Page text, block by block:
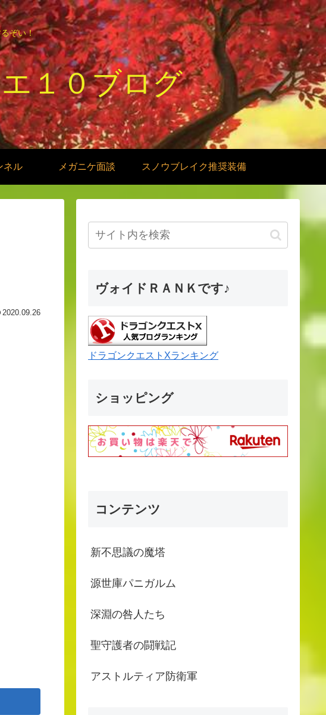
ぞい！
１０ブログ
ネル メガニケ面談 スノウブレイク推奨装備
2020.09.26
ヴォイドＲＡＮＫです♪
ドラゴンクエストXランキング
ショッピング
コンテンツ
新不思議の魔塔
源世庫パニガルム
深淵の咎人たち
聖守護者の闘戦記
アストルティア防衛軍